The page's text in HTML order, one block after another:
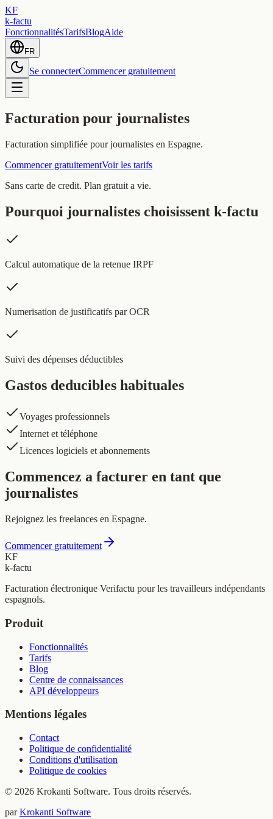
KF
k-factu
FonctionnalitésTarifsBlogAide
FR
Se connecterCommencer gratuitement
Facturation pour journalistes
Facturation simplifiée pour journalistes en Espagne.
Commencer gratuitementVoir les tarifs
Sans carte de credit. Plan gratuit a vie.
Pourquoi journalistes choisissent k-factu
Calcul automatique de la retenue IRPF
Numerisation de justificatifs par OCR
Suivi des dépenses déductibles
Gastos deducibles habituales
Voyages professionnels
Internet et téléphone
Licences logiciels et abonnements
Commencez a facturer en tant que
journalistes
Rejoignez les freelances en Espagne.
Commencer gratuitement
KF
k-factu
Facturation électronique Verifactu pour les travailleurs indépendants
espagnols.
Produit
Fonctionnalités
Tarifs
Blog
Centre de connaissances
API développeurs
Mentions légales
Contact
Politique de confidentialité
Conditions d'utilisation
Politique de cookies
© 2026 Krokanti Software. Tous droits réservés.
par Krokanti Software